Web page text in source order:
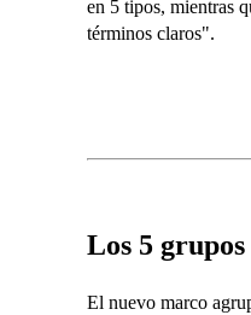
en 5 tipos, mientras
términos claros".
Los 5
El nuevo marco